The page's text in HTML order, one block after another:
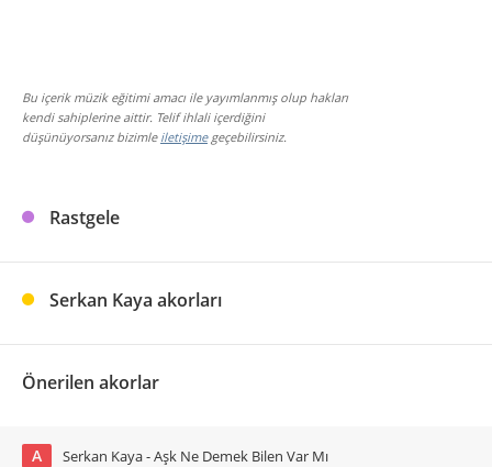
Bu içerik müzik eğitimi amacı ile yayımlanmış olup hakları
kendi sahiplerine aittir. Telif ihlali içerdiğini
düşünüyorsanız bizimle iletişimegeçebilirsiniz.
Rastgele
Serkan Kaya akorları
Önerilen akorlar
A Serkan Kaya - Aşk Ne Demek Bilen Var Mı